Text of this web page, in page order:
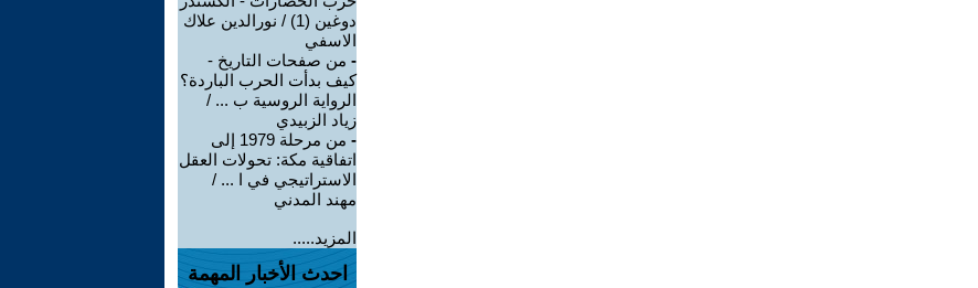
دوغين (1) / نورالدين علاك
الاسفي
- من صفحات التاريخ -
كيف بدأت الحرب الباردة؟
الرواية الروسية ب ... /
زياد الزبيدي
-
من مرحلة 1979 إلى
اتفاقية مكة: تحولات العقل
الاستراتيجي في ا ... /
مهند المدني
المزيد.....
احدث الأخبار المهمة